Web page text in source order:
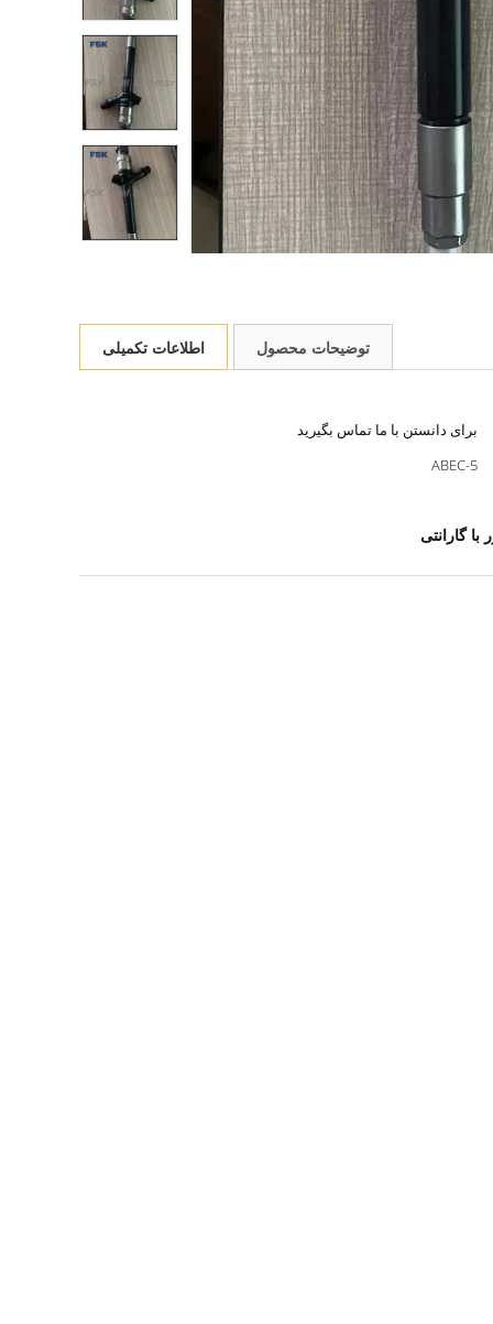
اطلاعات تکمیلی توضیحات محصول
برای دانستن با ما تماس بگیرید
ABEC-5
گارانتی